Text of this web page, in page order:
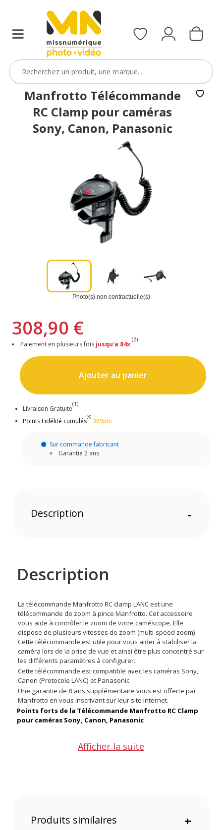
Manfrotto Télécommande
RC Clamp pour caméras
Sony, Canon, Panasonic
Photo(s) non contractuelle(s)
308,90 €
Paiement en plusieurs fois jusqu'a 84x
(2)
Ajouter au panier
Livraison Gratuite
(1)
Points Fidélité cumulés
(3)
309pts
Sur commande fabricant
Garantie 2 ans
Description -
Description
La télécommande Manfrotto RC clamp LANC est une
télécommande de zoom à pince Manfrotto. Cet accessoire
vous aide à contrôler le zoom de votre caméscope. Elle
dispose de plusieurs vitesses de zoom (multi-speed zoom).
Cette télécommande est utile pour vous aider à stabiliser la
caméra lors de la prise de vue et ainsi être plus concentré sur
les différents paramètres à configurer.
Cette télécommande est compatible avec les caméras Sony,
Canon (Protocole LANC) et Panasonic
Une garantie de 8 ans supplémentaire vous est offerte par
Manfrotto en vous inscrivant sur leur site internet.
Points forts de la Télécommande Manfrotto RC Clamp
pour caméras Sony, Canon, Panasonic
Compatible avec les caméras Sony, Canon (Protocole
Indicateurs LED d’enregistrement et de zoom.
Afficher la suite
Produits similaires +